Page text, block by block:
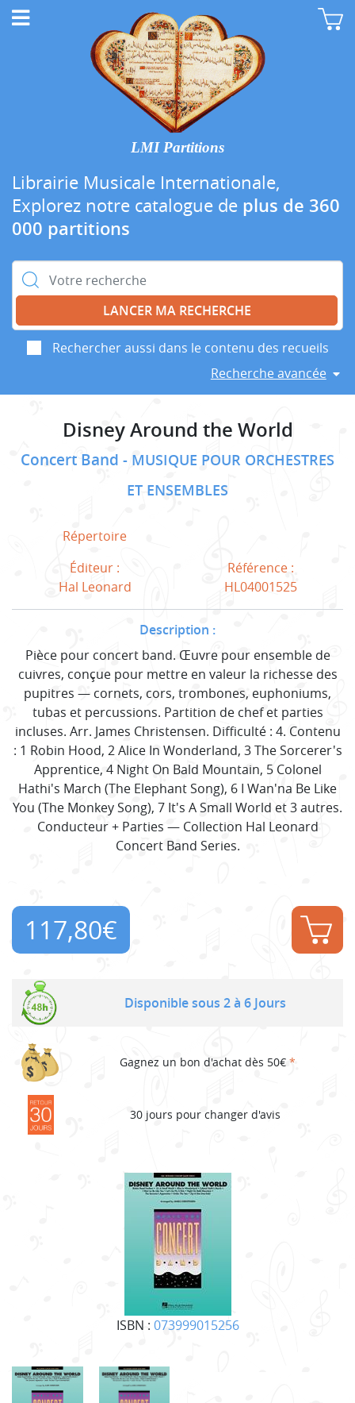
LMI Partitions
Librairie Musicale Internationale,
Explorez notre catalogue de plus de 360
000 partitions
Rechercher :
Rechercher aussi dans le contenu des recueils
Recherche avancée
ISBN : 073999015256
Disney Around the World
Concert Band
MUSIQUE POUR ORCHESTRES
ET ENSEMBLES
Répertoire
Éditeur :
Hal Leonard
Référence :
HL04001525
Description :
Pièce pour concert band. Œuvre pour ensemble de
cuivres, conçue pour mettre en valeur la richesse des
pupitres — cornets, cors, trombones, euphoniums,
tubas et percussions. Partition de chef et parties
incluses. Arr. James Christensen. Difficulté : 4. Contenu
: 1 Robin Hood, 2 Alice In Wonderland, 3 The Sorcerer's
Apprentice, 4 Night On Bald Mountain, 5 Colonel
Hathi's March (The Elephant Song), 6 I Wan'na Be Like
You (The Monkey Song), 7 It's A Small World et 3 autres.
Conducteur + Parties — Collection Hal Leonard
Concert Band Series.
117,80€
Disponible sous 2 à 6 Jours
Gagnez un bon d'achat dès 50€ *
30 jours pour changer d'avis